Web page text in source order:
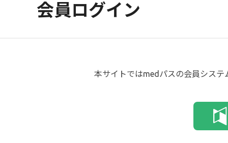
会員ログイン
本サイトではmedパスの会員シス